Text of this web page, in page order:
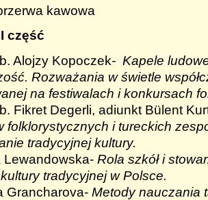
kawowa
część
Alojzy Kopoczek- Kapele
Rozważania w świetle
na festiwalach i konkursach
Fikret Degerli, adiunkt Bülent
folklorystycznych i tureckich
tradycyjnej kultury.
Lewandowska- Rola szkół i
tradycyjnej w Polsce.
Grancharova- Metody nauczania